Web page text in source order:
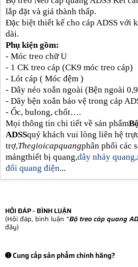
lắp đặt và giá thành thấp.
Đặc biệt thiết kế cho cáp ADSS với
dài.
Phụ kiện gồm:
- Móc treo chữ U
- 1 CK treo cáp (CK9 móc treo cáp)
- Lót cáp ( Móc đệm )
- Dây néo xoắn ngoài (Bện ngoài
- Dây bện xoắn bảo vệ trong cáp
- Ốc, bulong, chốt….
Mọi thông tin chi tiết về sản phẩm
ADSSquý khách vui lòng liên hệ
trợ,Thegioicapquangphân phối các
mảngthiết bị quang,dây nhảy quang,
đổi quang điện...
HỎI ĐÁP - BÌNH LUẬN
(Hỏi đáp, bình luận "Bộ treo cáp quang
đây)
➊ Cung cấp sản phẩm chính hãng?